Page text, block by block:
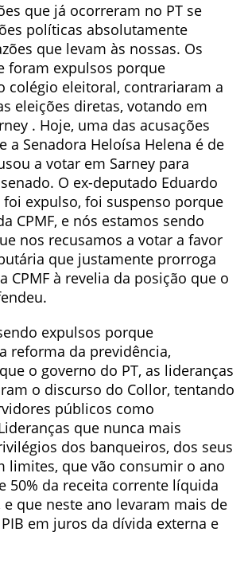
que já ocorreram no PT se
políticas absolutamente
que levam às nossas. Os
foram expulsos porque
colégio eleitoral, contrariaram a
eleições diretas, votando em
. Hoje, uma das acusações
a Senadora Heloísa Helena é de
a votar em Sarney para
O ex-deputado Eduardo
foi expulso, foi suspenso porque
CPMF, e nós estamos sendo
nos recusamos a votar a favor
que justamente prorroga
CPMF à revelia da posição que o
expulsos porque
reforma da previdência,
o governo do PT, as lideranças
o discurso do Collor, tentando
públicos como
que nunca mais
dos banqueiros, dos seus
limites, que vão consumir o ano
50% da receita corrente líquida
que neste ano levaram mais de
em juros da dívida externa e